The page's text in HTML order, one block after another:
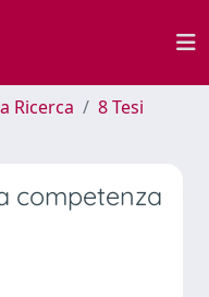
Ricerca
8 Tesi
competenza